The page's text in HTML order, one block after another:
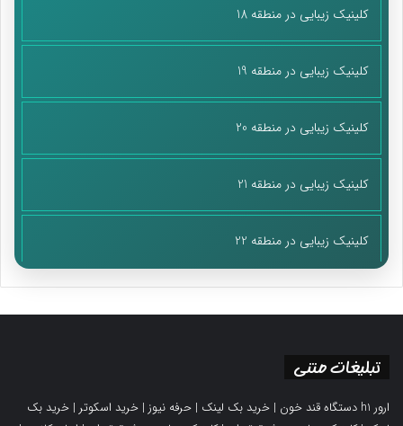
کلینیک زیبایی در منطقه 18
کلینیک زیبایی در منطقه 19
کلینیک زیبایی در منطقه 20
کلینیک زیبایی در منطقه 21
کلینیک زیبایی در منطقه 22
تبلیغات متنی
ارور h1 دستگاه قند خون | خرید بک لینک | حرفه نیوز | خرید اسکوتر | خرید بک